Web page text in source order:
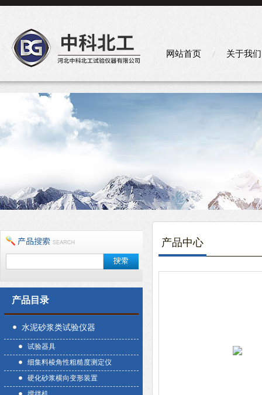
网站首页 关于我们
产品目录
水泥砂浆类试验仪器
试验器具
细集料棱角性粗糙度测定仪
硬化砂浆横向变形装置
产品中心